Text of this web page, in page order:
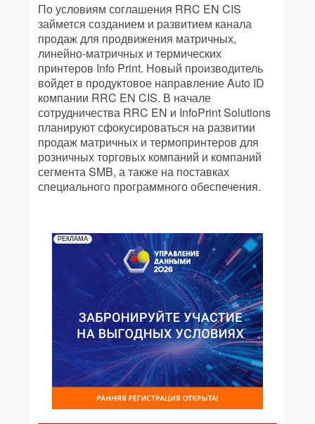
По условиям соглашения RRC EN CIS
займется созданием и развитием канала
продаж для продвижения матричных,
линейно-матричных и термических
принтеров Info Print. Новый производитель
войдет в продуктовое направление Auto ID
компании RRC EN CIS. В начале
сотрудничества RRC EN и InfoPrint Solutions
планируют сфокусироваться на развитии
продаж матричных и термопринтеров для
розничных торговых компаний и компаний
сегмента SMB, а также на поставках
специального программного обеспечения.
РЕКЛАМА